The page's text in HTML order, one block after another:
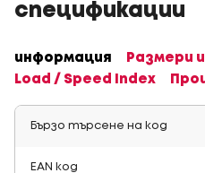
спецификации
информация
Размери
Load / Speed Index
Бързо търсене на код
EAN код